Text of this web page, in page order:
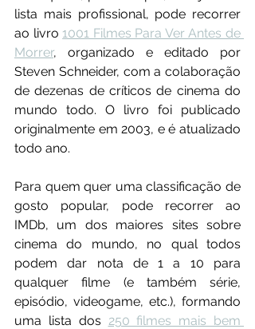
lista mais profissional, pode recorrer
ao livro 1001 Filmes Para Ver Antes de
Morrer, organizado e editado por
Steven Schneider, com a colaboração
de dezenas de críticos de cinema do
mundo todo. O livro foi publicado
originalmente em 2003, e é atualizado
todo ano.
Para quem quer uma classificação de
gosto popular, pode recorrer ao
IMDb, um dos maiores sites sobre
cinema do mundo, no qual todos
podem dar nota de 1 a 10 para
qualquer filme (e também série,
episódio, videogame, etc.), formando
uma lista dos 250 filmes mais bem